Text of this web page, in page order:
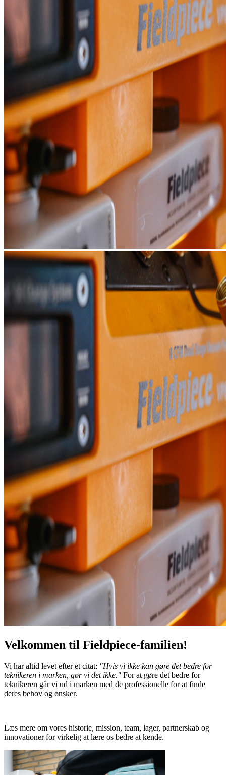
Velkommen til Fieldpiece-familien!
Vi har altid levet efter et citat: "Hvis vi ikke kan gøre det bedre for
teknikeren i marken, gør vi det ikke." For at gøre det bedre for
teknikeren går vi ud i marken med de professionelle for at finde
deres behov og ønsker.
Læs mere om vores historie, mission, team, lager, partnerskab og
innovationer for virkelig at lære os bedre at kende.